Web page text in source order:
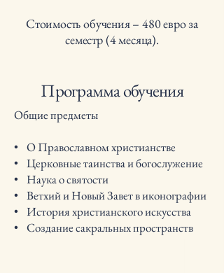
Стоимость обучения – 480 евро за
семестр (4 месяца).
Программа обучения
Общие предметы
• О Православном христианстве
• Церковные таинства и богослужение
• Наука о святости
• Ветхий и Новый Завет в иконографии
• История христианского искусства
• Создание сакральных пространств